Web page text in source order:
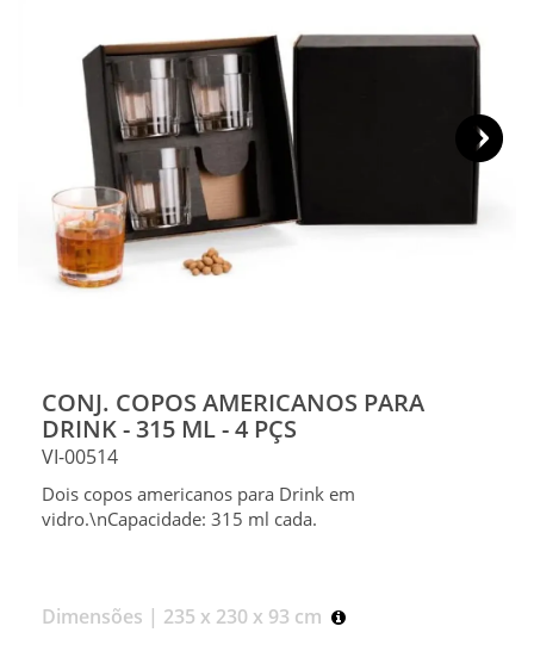
CONJ. COPOS AMERICANOS PARA
DRINK - 315 ML - 4 PÇS
VI-00514
Dois copos americanos para Drink em
vidro.\nCapacidade: 315 ml cada.
Dimensões | 235 x 230 x 93 cm